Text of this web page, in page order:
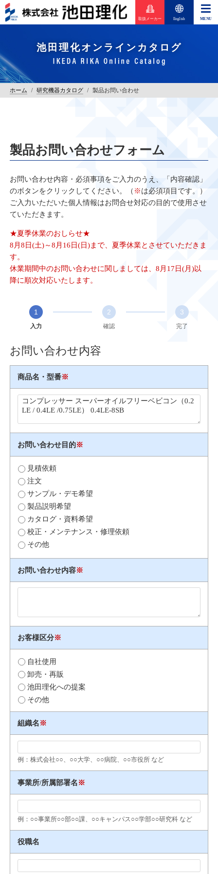
取扱メーカー English
池田理化オンラインカタログ
ホーム / 研究機器カタログ / 製品お問い合わせ
製品お問い合わせフォーム
お問い合わせ内容・必須事項をご入力のうえ、「内容確認」
のボタンをクリックしてください。（ ※は必須項目です。）
ご入力いただいた個人情報はお問合せ対応の目的で使用させ
ていただきます。
★夏季休業のおしらせ★
8月8日(土)～8月16日(日)まで、夏季休業とさせていただきま
す。
休業期間中のお問い合わせに関しましては、8月17日(月)以
降に順次対応いたします。
1
入力
2
確認
3
完了
お問い合わせ内容
商品名・型番※
お問い合わせ目的※
見積依頼
注文
サンプル・デモ希望
製品説明希望
カタログ・資料希望
校正・メンテナンス・修理依頼
その他
お問い合わせ内容※
お客様区分※
自社使用
卸売・再販
池田理化への提案
その他
組織名※
例：株式会社○○、○○大学、○○病院、○○市役所 など
事業所/所属部署名※
例：○○事業所○○部○○課、○○キャンパス○○学部○○研究科 など
役職名